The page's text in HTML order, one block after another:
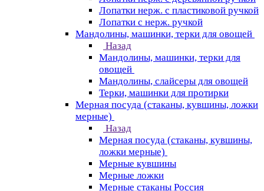
Лопатки нерж. с пластиковой ручкой
Лопатки с нерж. ручкой
Мандолины, машинки, терки для овощей
Назад
Мандолины, машинки, терки для
овощей
Мандолины, слайсеры для овощей
Терки, машинки для протирки
Мерная посуда (стаканы, кувшины, ложки
мерные)
Назад
Мерная посуда (стаканы, кувшины,
ложки мерные)
Мерные кувшины
Мерные ложки
Мерные стаканы Россия